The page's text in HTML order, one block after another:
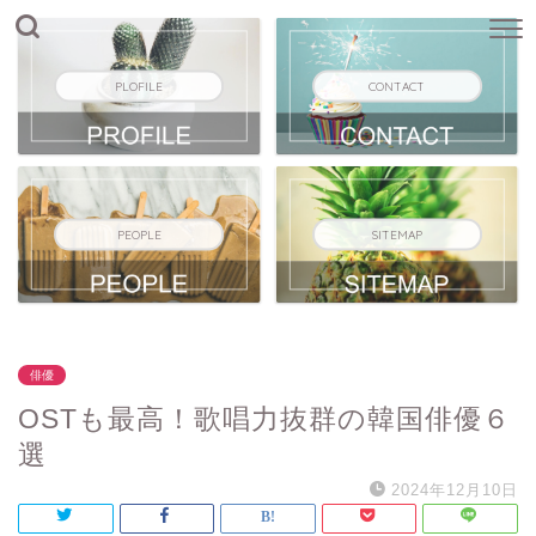
PLOFILE CONTACT
PEOPLE SITEMAP
俳優
OSTも最高！歌唱力抜群の韓国俳優６
選
2024年12月10日